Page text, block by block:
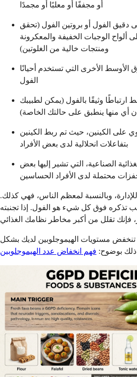
أو مجففًا أو معلبًا أو مجمدًا
دقيق الفول أو بروتين الفول (تحقق
الوجبات الخفيفة والمعكرونة
ومنتجات خالية من الغلوتين)
الأوسط الأخرى التي تستخدم أحيانًا
الفول
ارتباطًا وثيقًا بالفول (يمكن لطبيبك
أي منها ينطبق على حالتك الخاصة)
على الكينين، حيث تم ربط الكينين
بتفاعلات انحلالية لدى بعض الأفراد
الصناعية، التي تشير إليها بعض
محتملة لدى الأفراد الحساسين
للإدارة، وبالنسبة لمعظم الناس، فهي كذلك.
تذكره فوق كل شيء هو الفول. إذا تجنبته
تنخفض مستويات الهيموجلوبين لديك بشكل
ذلك بوضوح: فهم انخفاض عدد الهيموجلوبين